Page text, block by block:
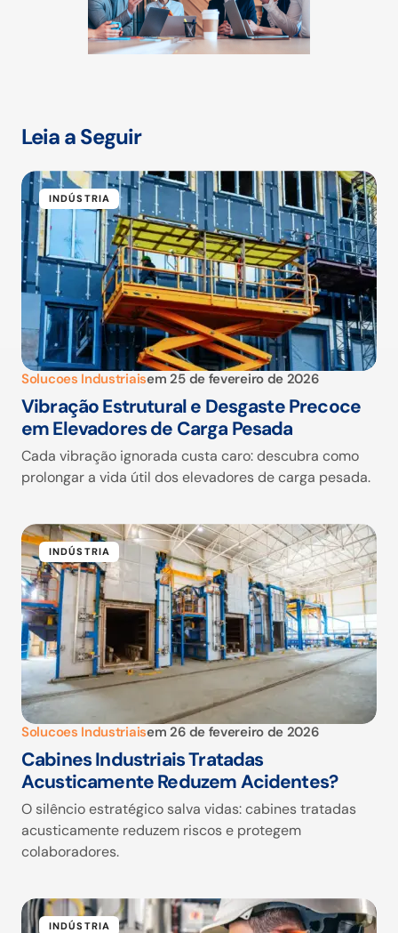
Leia a Seguir
INDÚSTRIA
Solucoes Industriaisem 25 de fevereiro de 2026
Vibração Estrutural e Desgaste Precoce
em Elevadores de Carga Pesada
Cada vibração ignorada custa caro: descubra como
prolongar a vida útil dos elevadores de carga pesada.
INDÚSTRIA
Solucoes Industriaisem 26 de fevereiro de 2026
Cabines Industriais Tratadas
Acusticamente Reduzem Acidentes?
O silêncio estratégico salva vidas: cabines tratadas
acusticamente reduzem riscos e protegem
colaboradores.
INDÚSTRIA